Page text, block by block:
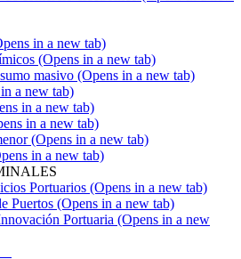
in a new tab)
(Opens in a new tab)
masivo (Opens in a new tab)
a new tab)
in a new tab)
in a new tab)
(Opens in a new tab)
in a new tab)
Portuarios (Opens in a new tab)
Puertos (Opens in a new tab)
Portuaria (Opens in a new